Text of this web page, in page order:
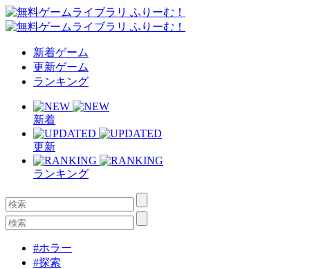
新着ゲーム
更新ゲーム
ランキング
新着
更新
ランキング
#ホラー
#探索